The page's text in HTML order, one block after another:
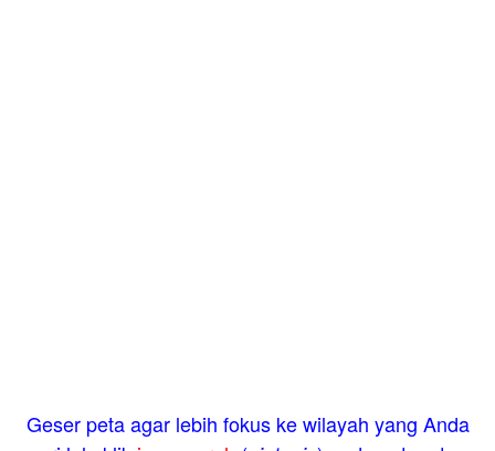
Geser peta agar lebih fokus ke wilayah yang Anda